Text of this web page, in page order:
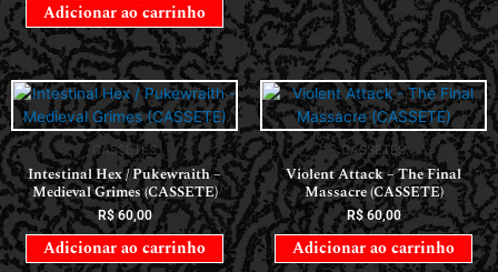
Adicionar ao carrinho
CASSETES
Intestinal Hex / Pukewraith –
Medieval Grimes (CASSETE)
R$60,00
Adicionar ao carrinho
CASSETES
Violent Attack – The Final
Massacre (CASSETE)
R$60,00
Adicionar ao carrinho